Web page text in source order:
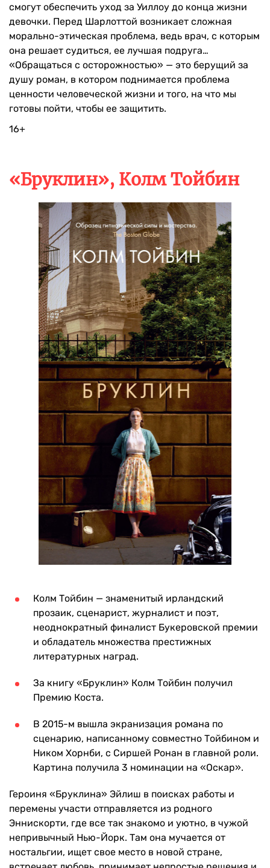
смогут обеспечить уход за Уиллоу до конца жизни
девочки. Перед Шарлоттой возникает сложная
морально-этическая проблема, ведь врач, с которым
она решает судиться, ее лучшая подруга…
«Обращаться с осторожностью» — это берущий за
душу роман, в котором поднимается проблема
ценности человеческой жизни и того, на что мы
готовы пойти, чтобы ее защитить.
16+
«Бруклин», Колм Тойбин
Колм Тойбин — знаменитый ирландский
прозаик, сценарист, журналист и поэт,
неоднократный финалист Букеровской премии
и обладатель множества престижных
литературных наград.
За книгу «Бруклин» Колм Тойбин получил
Премию Коста.
В 2015-м вышла экранизация романа по
сценарию, написанному совместно Тойбином и
Ником Хорнби, с Сиршей Ронан в главной роли.
Картина получила 3 номинации на «Оскар».
Героиня «Бруклина» Эйлиш в поисках работы и
перемены участи отправляется из родного
Эннискорти, где все так знакомо и уютно, в чужой
непривычный Нью-Йорк. Там она мучается от
ностальгии, ищет свое место в новой стране,